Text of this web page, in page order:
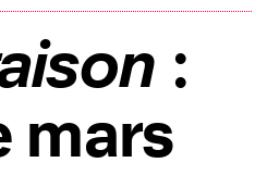
:
mars